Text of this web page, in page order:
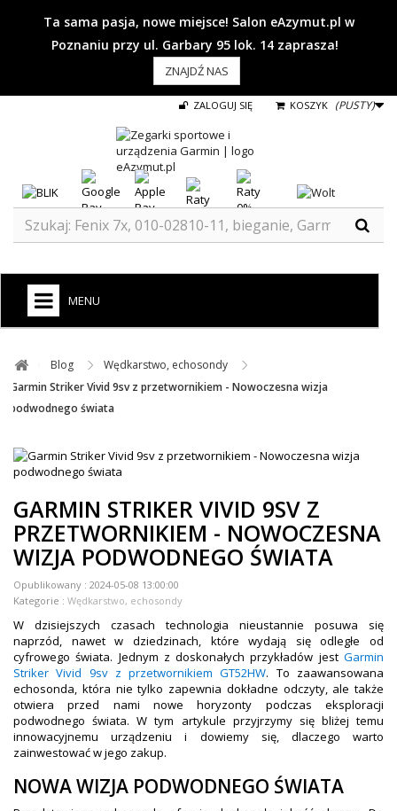
Ta sama pasja, nowe miejsce! Salon eAzymut.pl w
Poznaniu przy ul. Garbary 95 lok. 14 zaprasza!
ZNAJDŹ NAS
KOSZYK (PUSTY)
ZALOGUJ SIĘ
MENU
ZEGARKI DO BIEGANIA
ZEGARKI DLA DZIECI GARMIN
+
TACX
ELITE
+
SUUNTO
POLAR
RAM MOUNTS
+
COROS
VOSTOK EUROPE ZEGARKI
VICTORINOX ZEGARKI
WENGER ZEGARKI
ORIENT ZEGARKI
OBAKU DENMARK ZEGARKI
Blog ​
Wędkarstwo, echosondy ​
Garmin Striker Vivid 9sv z przetwornikiem - Nowoczesna wizja
podwodnego świata
GARMIN STRIKER VIVID 9SV Z
PRZETWORNIKIEM - NOWOCZESNA
WIZJA PODWODNEGO ŚWIATA
Opublikowany : 2024-05-08 13:00:00
Kategorie : Wędkarstwo, echosondy
W dzisiejszych czasach technologia nieustannie posuwa się
naprzód, nawet w dziedzinach, które wydają się odległe od
cyfrowego świata. Jednym z doskonałych przykładów jest Garmin
Striker Vivid 9sv z przetwornikiem GT52HW. To zaawansowana
echosonda, która nie tylko zapewnia dokładne odczyty, ale także
otwiera przed nami nowe horyzonty podczas eksploracji
podwodnego świata. W tym artykule przyjrzymy się bliżej temu
innowacyjnemu urządzeniu i dowiemy się, dlaczego warto
zainwestować w jego zakup.
NOWA WIZJA PODWODNEGO ŚWIATA